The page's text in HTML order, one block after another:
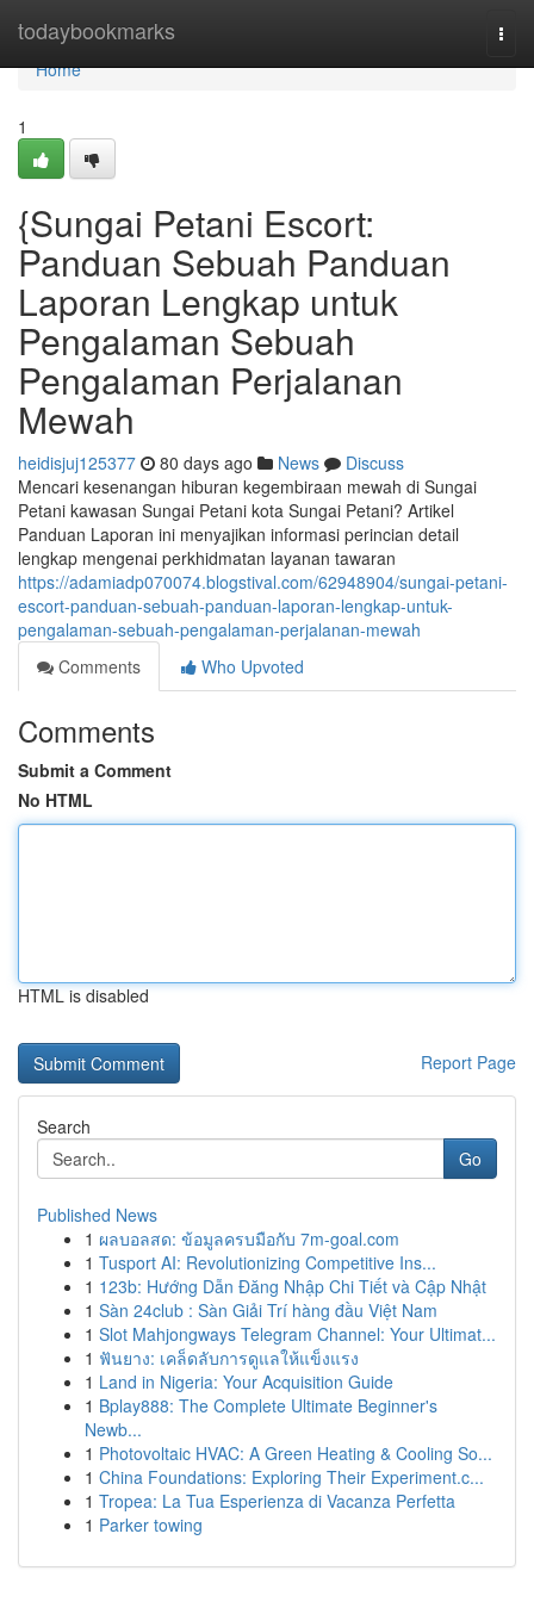
todaybookmarks
Home
Home
1
{Sungai Petani Escort:
Panduan Sebuah Panduan
Laporan Lengkap untuk
Pengalaman Sebuah
Pengalaman Perjalanan
Mewah
heidisjuj125377 80 days ago News
Discuss
Mencari kesenangan hiburan kegembiraan mewah di Sungai
Petani kawasan Sungai Petani kota Sungai Petani? Artikel
Panduan Laporan ini menyajikan informasi perincian detail
lengkap mengenai perkhidmatan layanan tawaran
https://adamiadp070074.blogstival.com/62948904/sungai-petani-
escort-panduan-sebuah-panduan-laporan-lengkap-untuk-
pengalaman-sebuah-pengalaman-perjalanan-mewah
Comments
Who Upvoted
Comments
Submit a Comment
No HTML
HTML is disabled
Report Page
Search
Go
Published News
1 ผลบอลสด: ข้อมูลครบมือกับ 7m-goal.com
1 Tusport AI: Revolutionizing Competitive Ins...
1 123b: Hướng Dẫn Đăng Nhập Chi Tiết và Cập Nhật
1 Sàn 24club : Sàn Giải Trí hàng đầu Việt Nam
1 Slot Mahjongways Telegram Channel: Your Ultimat...
1 ฟันยาง: เคล็ดลับการดูแลให้แข็งแรง
1 Land in Nigeria: Your Acquisition Guide
1 Bplay888: The Complete Ultimate Beginner's
Newb...
1 Photovoltaic HVAC: A Green Heating & Cooling So...
1 China Foundations: Exploring Their Experiment.c...
1 Tropea: La Tua Esperienza di Vacanza Perfetta
1 Parker towing